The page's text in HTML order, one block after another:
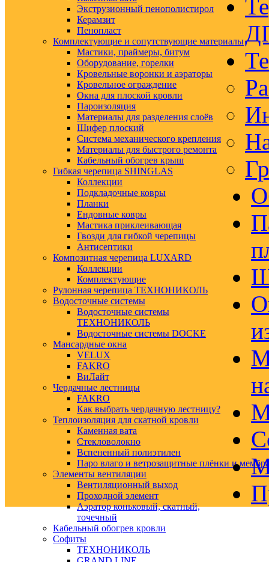
Экструзионный пенополистирол
Керамзит
Пенопласт
Комплектующие и сопутствующие материалы
Мастики, праймеры, битум
Оборудование, горелки
Кровельные воронки и аэраторы
Кровельное ограждение
Окна для плоской кровли
Пароизоляция
Материалы для разделения слоёв
Шифер плоский
Система механического крепления
Материалы для быстрого ремонта
Кабельный обогрев крыш
Гибкая черепица SHINGLAS
Коллекции
Подкладочные ковры
Планки
Ендовные ковры
Мастика приклеивающая
Гвозди для гибкой черепицы
Антисептики
Композитная черепица LUXARD
Коллекции
Комплектующие
Рулонная черепица ТЕХНОНИКОЛЬ
Водосточные системы
Водосточные системы
ТЕХНОНИКОЛЬ
Водосточные системы DOCKE
Мансардные окна
VELUX
FAKRO
ВиЛайт
Чердачные лестницы
FAKRO
Как выбрать чердачную лестницу?
Теплоизоляция для скатной кровли
Каменная вата
Стекловолокно
Вспененный полиэтилен
Паро влаго и ветрозащитные плёнки и
Элементы вентиляции
Вентиляционный выход
Проходной элемент
Аэратор коньковый, скатный,
точечный
Кабельный обогрев кровли
Софиты
ТЕХНОНИКОЛЬ